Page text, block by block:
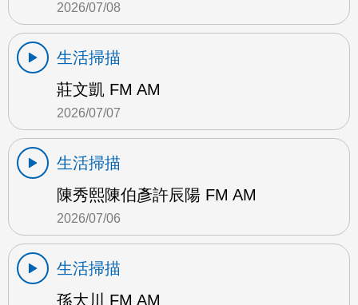
2026/07/08
生活掃描
莊文凱 FM AM
2026/07/07
生活掃描
陳秀熙陳伯彥許辰陽 FM AM
2026/07/06
生活掃描
孫大川 FM AM